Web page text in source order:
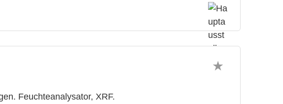
Feuchteanalysator, XRF.